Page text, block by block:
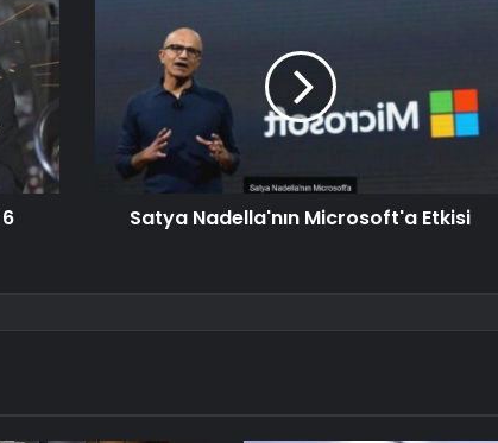
Satya Nadella'nın Microsoft'a Etkisi